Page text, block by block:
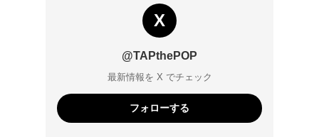
X
@TAPthePOP
最新情報を X でチェック
フォローする